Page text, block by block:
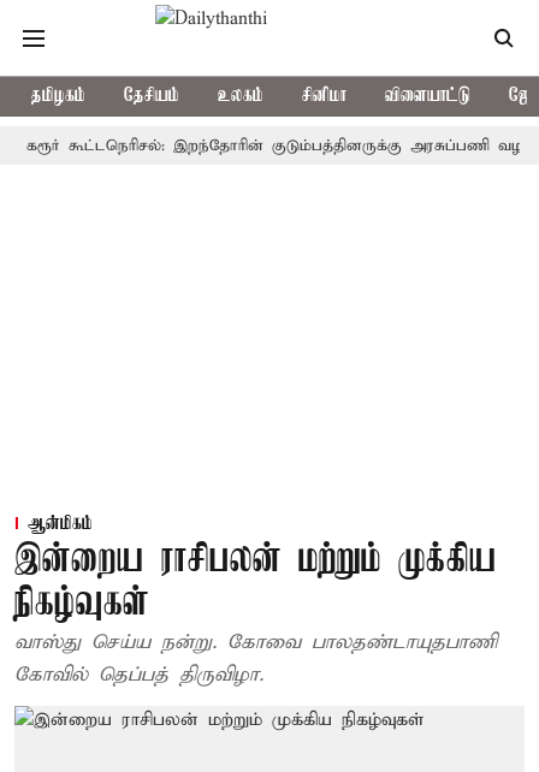
தமிழகம் தேசியம் உலகம் சினிமா விளையாட்டு
கூட்டநெரிசல்: இறந்தோரின் குடும்பத்தினருக்கு அரசுப்பணி வழக்கு;
ஆன்மிகம்
இன்றைய ராசிபலன் மற்றும் முக்கிய
நிகழ்வுகள்
வாஸ்து செய்ய நன்று. கோவை பாலதண்டாயுதபாணி
கோவில் தெப்பத் திருவிழா.